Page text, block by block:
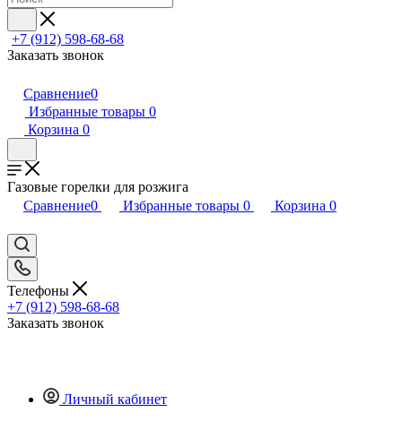
+7 (912) 598-68-68
Заказать звонок
Сравнение0
Избранные товары 0
Корзина 0
Газовые горелки для розжига
Сравнение0 Избранные товары 0 Корзина 0
Телефоны
+7 (912) 598-68-68
Заказать звонок
Личный кабинет